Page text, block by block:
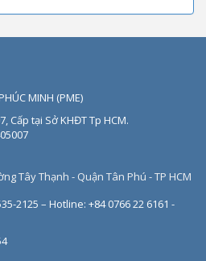
MINH (PME)
Cấp tại Sở KHĐT Tp HCM.
Tây Thạnh - Quận Tân Phú - TP HCM
2125 – Hotline: +84 0766 22 6161 -